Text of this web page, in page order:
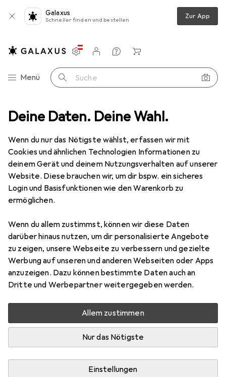
Deine Daten. Deine Wahl.
Wenn du nur das Nötigste wählst, erfassen wir mit
Cookies und ähnlichen Technologien Informationen zu
deinem Gerät und deinem Nutzungsverhalten auf unserer
Website. Diese brauchen wir, um dir bspw. ein sicheres
Login und Basisfunktionen wie den Warenkorb zu
ermöglichen.
Wenn du allem zustimmst, können wir diese Daten
darüber hinaus nutzen, um dir personalisierte Angebote
zu zeigen, unsere Webseite zu verbessern und gezielte
Werbung auf unseren und anderen Webseiten oder Apps
anzuzeigen. Dazu können bestimmte Daten auch an
Dritte und Werbepartner weitergegeben werden.
Allem zustimmen
Nur das Nötigste
Einstellungen
Galaxus
Schneller finden und bestellen Zur App
Navigation nach Kategorien
Menü Suche
Einstellungen
Kundenkonto
Vergleichslisten
Merklisten
Warenkorb